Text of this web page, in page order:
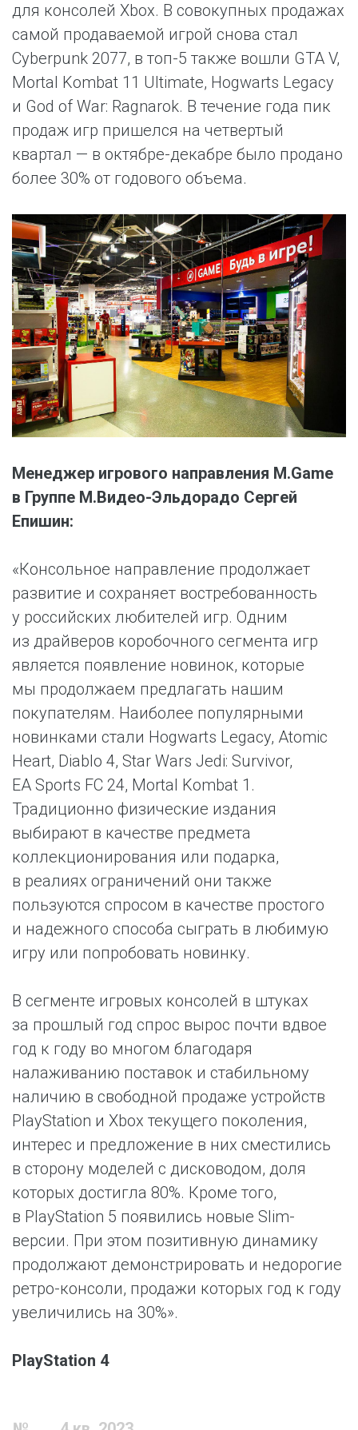
для консолей Xbox. В совокупных продажах
самой продаваемой игрой снова стал
Cyberpunk 2077, в топ-5 также вошли GTA V,
Mortal Kombat 11 Ultimate, Hogwarts Legacy
и God of War: Ragnarok. В течение года пик
продаж игр пришелся на четвертый
квартал — в октябре-декабре было продано
более 30% от годового объема.
Менеджер игрового направления M.Game
в Группе М.Видео-Эльдорадо Сергей
Епишин:
«Консольное направление продолжает
развитие и сохраняет востребованность
у российских любителей игр. Одним
из драйверов коробочного сегмента игр
является появление новинок, которые
мы продолжаем предлагать нашим
покупателям. Наиболее популярными
новинками стали Hogwarts Legacy, Atomic
Heart, Diablo 4, Star Wars Jedi: Survivor,
EA Sports FC 24, Mortal Kombat 1.
Традиционно физические издания
выбирают в качестве предмета
коллекционирования или подарка,
в реалиях ограничений они также
пользуются спросом в качестве простого
и надежного способа сыграть в любимую
игру или попробовать новинку.
В сегменте игровых консолей в штуках
за прошлый год спрос вырос почти вдвое
год к году во многом благодаря
налаживанию поставок и стабильному
наличию в свободной продаже устройств
PlayStation и Xbox текущего поколения,
интерес и предложение в них сместились
в сторону моделей с дисководом, доля
которых достигла 80%. Кроме того,
в PlayStation 5 появились новые Slim-
версии. При этом позитивную динамику
продолжают демонстрировать и недорогие
ретро-консоли, продажи которых год к году
увеличились на 30%».
PlayStation 4